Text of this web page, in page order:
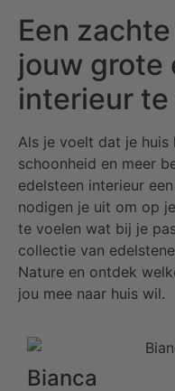
Een
jouw grote
interieur
Als je voelt dat je
schoonheid en meer
edelsteen interieur
nodigen je uit om op
te voelen wat bij je
collectie van
Nature en ontdek
jou mee naar huis wil.
Bianca